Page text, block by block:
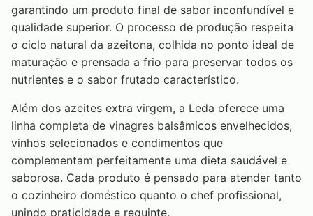
garantindo um produto final de sabor inconfundível e
qualidade superior. O processo de produção respeita
o ciclo natural da azeitona, colhida no ponto ideal de
maturação e prensada a frio para preservar todos os
nutrientes e o sabor frutado característico.
Além dos azeites extra virgem, a Leda oferece uma
linha completa de vinagres balsâmicos envelhecidos,
vinhos selecionados e condimentos que
complementam perfeitamente uma dieta saudável e
saborosa. Cada produto é pensado para atender tanto
o cozinheiro doméstico quanto o chef profissional,
unindo praticidade e requinte.